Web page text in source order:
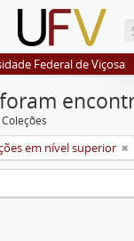
Federal de Viçosa
em nível superior